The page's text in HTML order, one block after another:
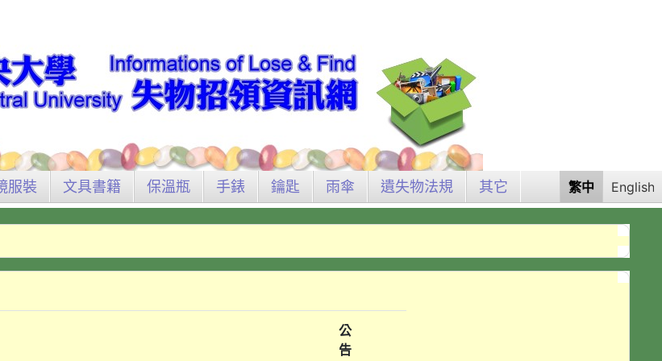
服裝 文具書籍 保溫瓶 手錶 鑰匙 雨傘 遺失物法規 其它 繁中 English
公
告